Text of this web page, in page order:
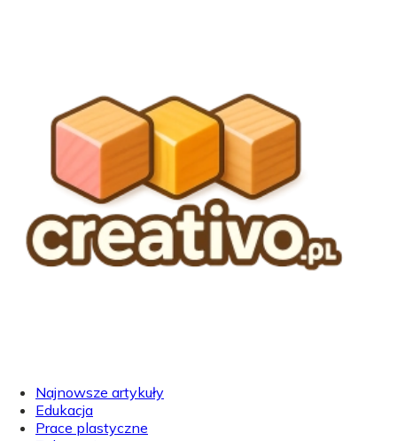
Najnowsze artykuły
Edukacja
Prace plastyczne